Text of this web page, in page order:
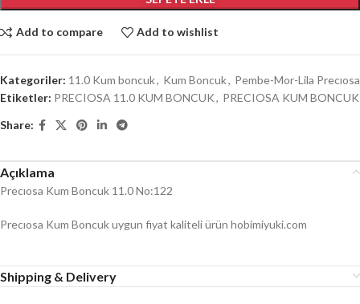
Add to compare Add to wishlist
Kategoriler: 11.0 Kum boncuk, Kum Boncuk, Pembe-Mor-Lila Precıosa
Etiketler: PRECIOSA 11.0 KUM BONCUK, PRECIOSA KUM BONCUK
Share:
Açıklama
Precıosa Kum Boncuk 11.0 No:122
Precıosa Kum Boncuk uygun fiyat kaliteli ürün hobimiyuki.com
Shipping & Delivery